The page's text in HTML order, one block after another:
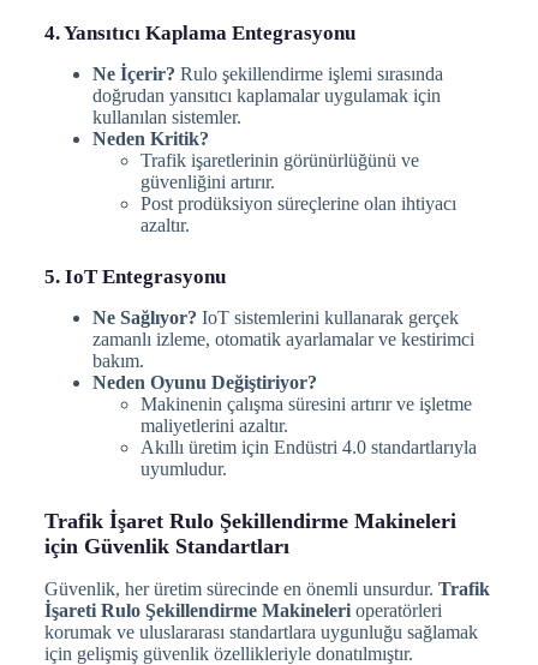
4. Yansıtıcı Kaplama Entegrasyonu
Ne İçerir? Rulo şekillendirme işlemi sırasında
doğrudan yansıtıcı kaplamalar uygulamak için
kullanılan sistemler.
Neden Kritik?
Trafik işaretlerinin görünürlüğünü ve
güvenliğini artırır.
Post prodüksiyon süreçlerine olan ihtiyacı
azaltır.
5. IoT Entegrasyonu
Ne Sağlıyor? IoT sistemlerini kullanarak gerçek
zamanlı izleme, otomatik ayarlamalar ve kestirimci
bakım.
Neden Oyunu Değiştiriyor?
Makinenin çalışma süresini artırır ve işletme
maliyetlerini azaltır.
Akıllı üretim için Endüstri 4.0 standartlarıyla
uyumludur.
Trafik İşaret Rulo Şekillendirme Makineleri
için Güvenlik Standartları
Güvenlik, her üretim sürecinde en önemli unsurdur. Trafik
İşareti Rulo Şekillendirme Makinelerioperatörleri
korumak ve uluslararası standartlara uygunluğu sağlamak
için gelişmiş güvenlik özellikleriyle donatılmıştır.